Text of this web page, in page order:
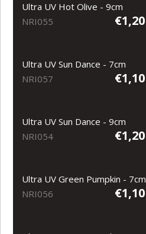
Ultra UV Hot Olive - 9cm
NRI055
€1,20
Ultra UV Sun Dance - 7cm
NRI057
€1,10
Ultra UV Sun Dance - 9cm
NRI054
€1,20
Ultra UV Green Pumpkin - 7cm
NRI056
€1,10